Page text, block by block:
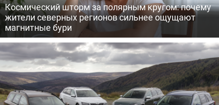
Космический шторм за полярным кругом: почему
жители северных регионов сильнее ощущают
магнитные бури